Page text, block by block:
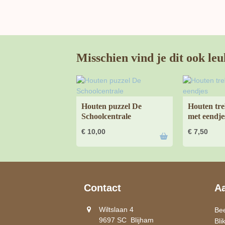
Misschien vind je dit ook
Houten puzzel De
Schoolcentrale
€ 10,00
Houten
met
€ 7,50
Contact
Wiltslaan 4
9697 SC Blijham